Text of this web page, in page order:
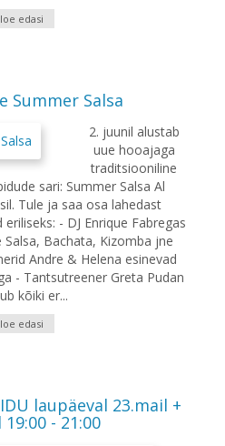
loe edasi
Summer Salsa
2. juunil alustab
uue hooajaga
traditsiooniline
sari: Summer Salsa Al
Tule ja saa osa lahedast
- DJ Enrique Fabregas
Bachata, Kizomba jne
Andre & Helena esinevad
- Tantsutreener Greta Pudan
kõiki er...
loe edasi
laupäeval 23.mail +
- 21:00